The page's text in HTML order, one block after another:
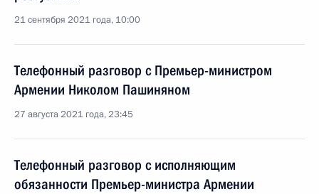
21 сентября 2021 года, 10:00
Телефонный разговор с Премьер-министром
Армении Николом Пашиняном
27 августа 2021 года, 23:45
Телефонный разговор с исполняющим
обязанности Премьер-министра Армении